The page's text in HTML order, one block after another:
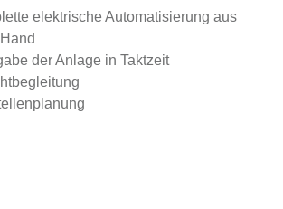
elektrische Automatisierung aus
der Anlage in Taktzeit